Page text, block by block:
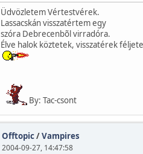
Üdvözletem Vértestvérek.
Lassacskán visszatértem egy
szóra Debrecenbõl virradóra.
Élve halok köztetek, visszatérek
By: Tac-csont
Offtopic/Vampires
2004-09-27, 14:47:58